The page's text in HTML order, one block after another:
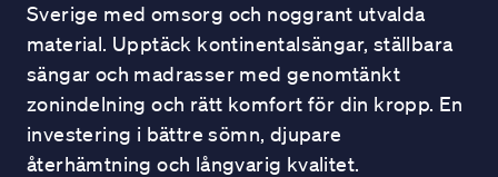
Sverige med omsorg och noggrant utvalda
material. Upptäck kontinentalsängar, ställbara
sängar och madrasser med genomtänkt
zonindelning och rätt komfort för din kropp. En
investering i bättre sömn, djupare
återhämtning och långvarig kvalitet.